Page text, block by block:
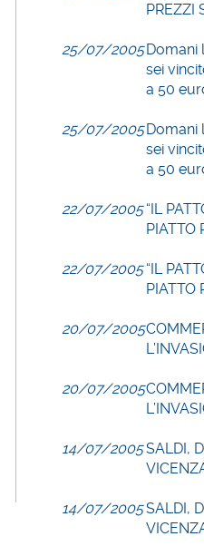
PREZZI
25/07/2005 Domani
sei
a 50
25/07/2005 Domani
sei
a 50
22/07/2005 “IL
PIATTO
22/07/2005 “IL
PIATTO
20/07/2005
20/07/2005
14/07/2005SALDI,
14/07/2005SALDI,